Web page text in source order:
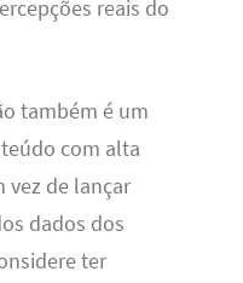
reais do
também é um
com alta
vez de lançar
dados dos
ter